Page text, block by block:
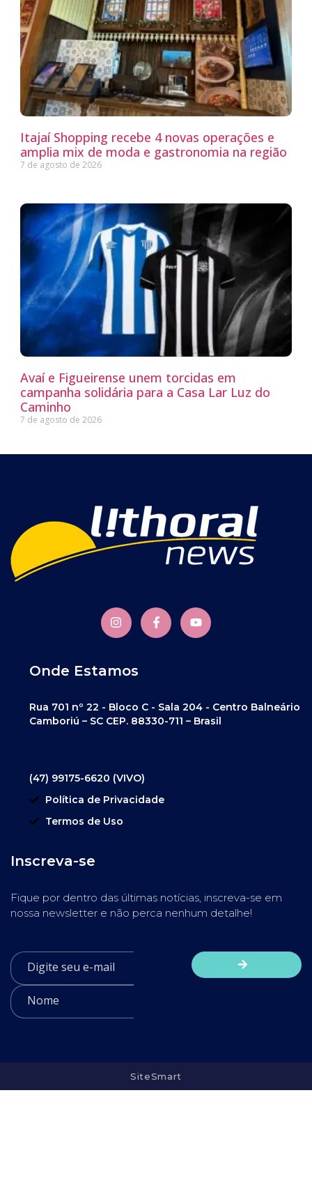
Itajaí Shopping recebe 4 novas operações e
amplia mix de moda e gastronomia na região
7 de agosto de 2026
Avaí e Figueirense unem torcidas em
campanha solidária para a Casa Lar Luz do
Caminho
7 de agosto de 2026
Onde Estamos
Rua 701 nº 22 - Bloco C - Sala 204 - Centro Balneário
Camboriú – SC CEP. 88330-711 – Brasil
(47) 99175-6620 (VIVO)
Política de Privacidade
Termos de Uso
Inscreva-se
Fique por dentro das últimas notícias, inscreva-se em
nossa newsletter e não perca nenhum detalhe!
SiteSmart